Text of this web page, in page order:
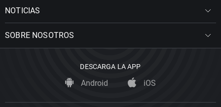
NOTICIAS
SOBRE NOSOTROS
DESCARGA LA APP
Android iOS